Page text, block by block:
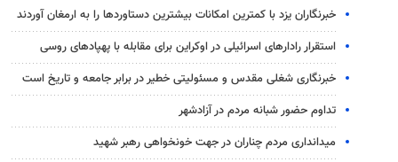
خبرنگاران یزد با کمترین امکانات بیشترین دستاوردها را به ارمغان آوردند
استقرار رادارهای اسرائیلی در اوکراین برای مقابله با پهپادهای روسی
خبرنگاری شغلی مقدس و مسئولیتی خطیر در برابر جامعه و تاریخ است
تداوم حضور شبانه مردم در آزادشهر
میدانداری مردم چناران در جهت خونخواهی رهبر شهید